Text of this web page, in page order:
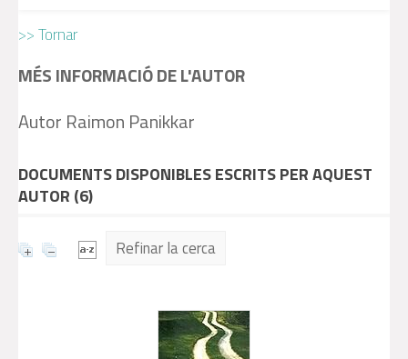
>> Tornar
MÉS INFORMACIÓ DE L'AUTOR
Autor Raimon Panikkar
DOCUMENTS DISPONIBLES ESCRITS PER AQUEST
AUTOR (6)
Refinar la cerca